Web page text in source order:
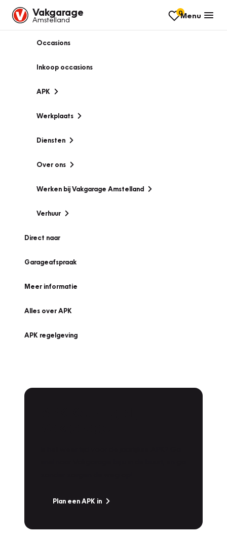
Vakgarage
Amstelland
0Menu
Occasions
Inkoop occasions
APK
Werkplaats
Diensten
Over ons
Werken bij Vakgarage Amstelland
Verhuur
Direct naar
Garageafspraak
Meer informatie
Alles over APK
APK regelgeving
Plan een APK in